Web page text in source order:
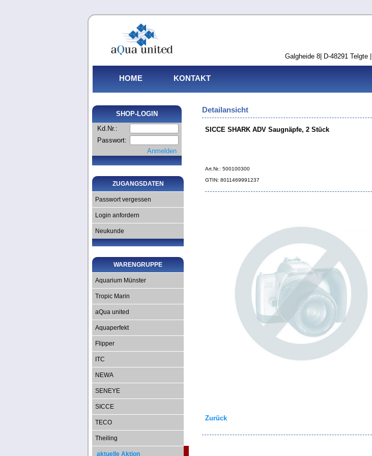
Galgheide 8| D-48291 Telgte |
HOME KONTAKT
SHOP-LOGIN
Kd.Nr.:
Passwort:
Anmelden
ZUGANGSDATEN
Passwort vergessen
Login anfordern
Neukunde
WARENGRUPPE
Aquarium Münster
Tropic Marin
aQua united
Aquaperfekt
Flipper
ITC
NEWA
SENEYE
SICCE
TECO
Theiling
aktuelle Aktion
Detailansicht
SICCE SHARK ADV Saugnäpfe, 2 Stück
Art.Nr.: 500100300
GTIN: 8011469991237
Zurück